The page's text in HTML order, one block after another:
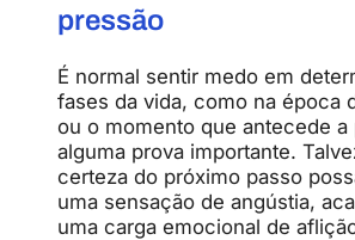
pressão
É normal sentir medo em
fases da vida, como na época
ou o momento que antecede a
alguma prova importante.
certeza do próximo passo
uma sensação de angústia,
uma carga emocional de